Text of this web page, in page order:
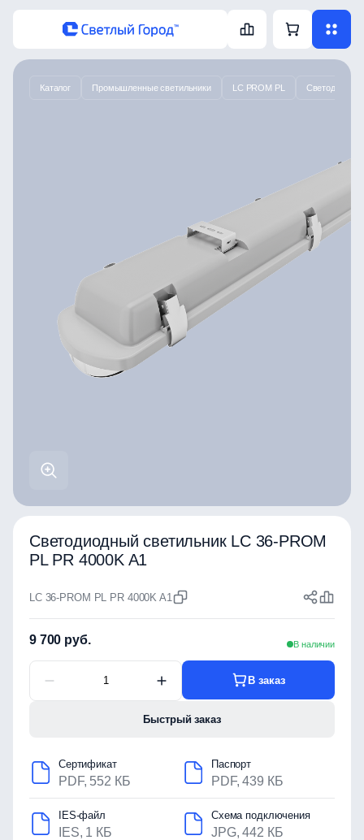
Каталог Промышленные светильники LC PROM PL
Светодиодный светильник LC 36-PROM
PL PR 4000K A1
LC 36-PROM PL PR 4000K A1
9 700 руб. В наличии
В заказ
Быстрый заказ
Сертификат
PDF, 552 КБ
Паспорт
PDF, 439 КБ
IES-файл
IES, 1 КБ
Схема подключения
JPG, 442 КБ